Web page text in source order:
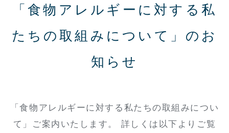
「食物アレルギーに対する私
たちの取組みについて」のお
知らせ
「食物アレルギーに対する私たちの取組みについ
て」ご案内いたします。 詳しくは以下よりご覧